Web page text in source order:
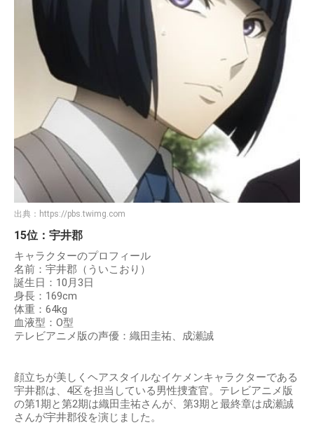
出典： https://pbs.twimg.com
15位：宇井郡
キャラクターのプロフィール
名前：宇井郡（ういこおり）
誕生日：10月3日
身長：169cm
体重：64kg
血液型：O型
テレビアニメ版の声優：織田圭祐、成瀬誠
顔立ちが美しくヘアスタイルなイケメンキャラクターである
宇井郡は、4区を担当している男性捜査官。テレビアニメ版
の第1期と第2期は織田圭祐さんが、第3期と最終章は成瀬誠
さんが宇井郡役を演じました。